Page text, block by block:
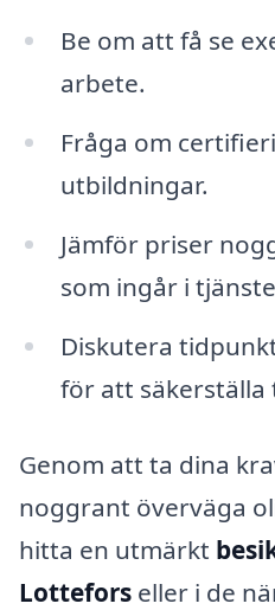
Be om att få se
arbete.
Fråga om
utbildningar.
Jämför priser
som ingår i
Diskutera
för att
Genom att ta dina
noggrant överväga
hitta en utmärkt
Lottefors eller i de